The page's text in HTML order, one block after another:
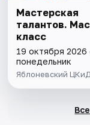
Мастерская
талантов.
класс
19 октября 2026
понедельник
Яблоневский